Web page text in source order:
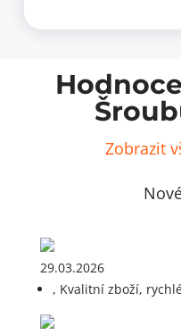
Zobrazit
29.03.2026
, Kvalitní zboží,